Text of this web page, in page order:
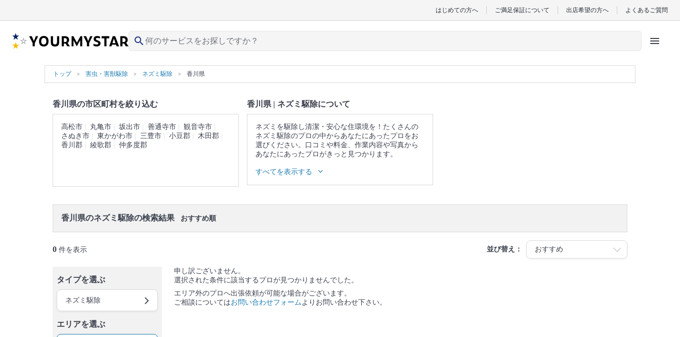
はじめての方へ ご満足保証について 出店希望の方へ よくあるご質問
search menu
トップ 害虫・害獣駆除 ネズミ駆除 香川県
香川県の市区町村を絞り込む
高松市 丸亀市 坂出市 善通寺市
観音寺市
さぬき市
東かがわ市 三豊市 小豆郡
木田郡
香川郡
綾歌郡 仲多度郡
香川県 | ネズミ駆除について
ネズミを駆除し清潔・安心な住環境を！たくさんの
ネズミ駆除のプロの中からあなたにあったプロをお
選びください。口コミや料金、作業内容や写真から
あなたにあったプロがきっと見つかります。
▼表示価格に含まれるネズミ駆除の作業範囲
ります。
すべてを表示する
香川県のネズミ駆除の検索結果 おすすめ順
0 件を表示 並び替え：
タイプを選ぶ
ネズミ駆除
エリアを選ぶ
申し訳ございません。
選択された条件に該当するプロが見つかりませんでした。
エリア外のプロへ出張依頼が可能な場合がございます。
ご相談についてはお問い合わせフォームよりお問い合わせ下さい。